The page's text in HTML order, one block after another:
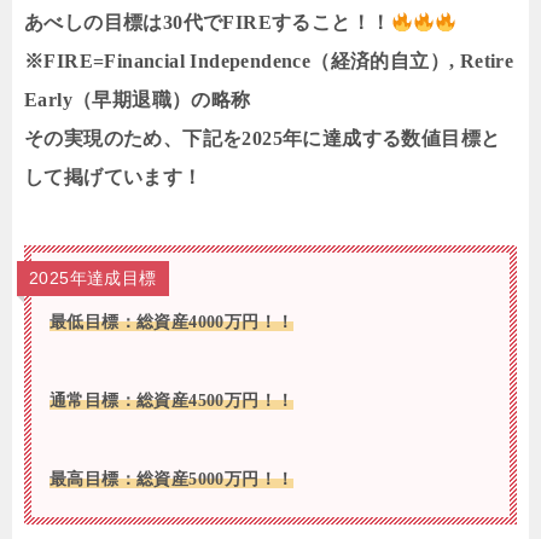
あべしの目標は30代でFIREすること！！
※FIRE=Financial Independence（経済的自立）, Retire
Early（早期退職）の略称
その実現のため、下記を2025年に達成する数値目標と
して掲げています！
2025年達成目標
最低目標：総資産4000万円！！
通常目標：総資産4500万円！！
最高目標：総資産5000万円！！